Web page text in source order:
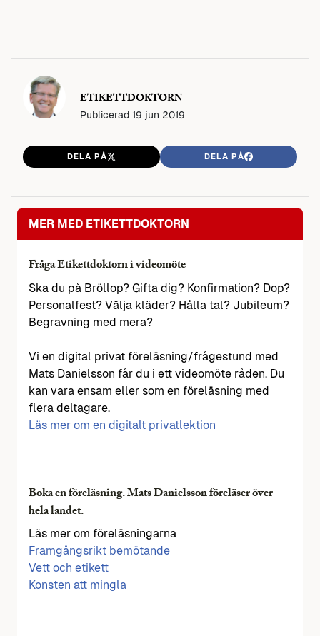
ETIKETTDOKTORN
Publicerad 19 jun 2019
DELA PÅ DELA PÅ
MER MED ETIKETTDOKTORN
Fråga Etikettdoktorn i videomöte
Ska du på Bröllop? Gifta dig? Konfirmation? Dop?
Personalfest? Välja kläder? Hålla tal? Jubileum?
Begravning med mera?
Vi en digital privat föreläsning/frågestund med
Mats Danielsson får du i ett videomöte råden. Du
kan vara ensam eller som en föreläsning med
flera deltagare.
Läs mer om en digitalt privatlektion
Boka en föreläsning. Mats Danielsson föreläser över
hela landet.
Läs mer om föreläsningarna
Framgångsrikt bemötande
Vett och etikett
Konsten att mingla